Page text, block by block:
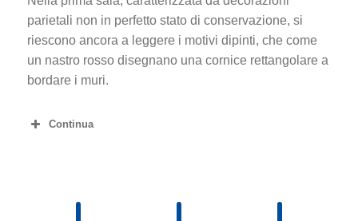
parietali non in perfetto stato di conservazione, si
riescono ancora a leggere i motivi dipinti, che come
un nastro rosso disegnano una cornice rettangolare a
bordare i muri.
Continua